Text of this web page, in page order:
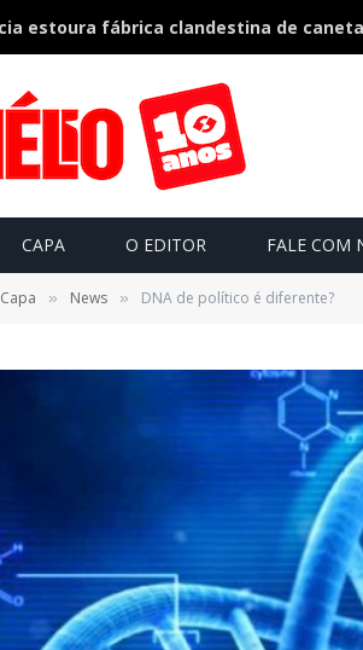
CAPA O EDITOR FALE COM
Capa » News » DNA de político é diferente?